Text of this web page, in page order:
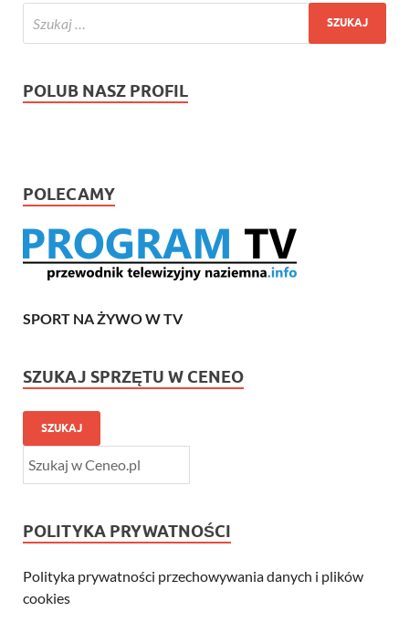
POLUB NASZ PROFIL
POLECAMY
SPORT NA ŻYWO W TV
SZUKAJ SPRZĘTU W CENEO
SZUKAJ
POLITYKA PRYWATNOŚCI
Polityka prywatności przechowywania danych i plików
cookies